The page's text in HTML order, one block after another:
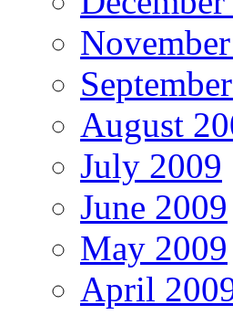
August
July 2009
June 2009
May 2009
April